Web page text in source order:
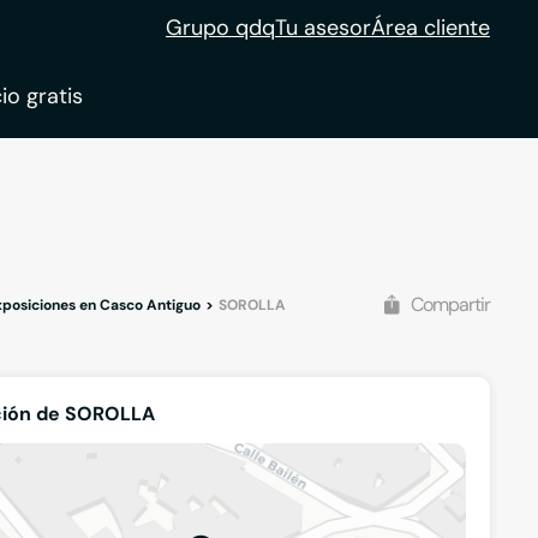
Grupo qdqTu asesorÁrea cliente
gratis
en Casco Antiguo SOROLLA Compartir
de SOROLLA